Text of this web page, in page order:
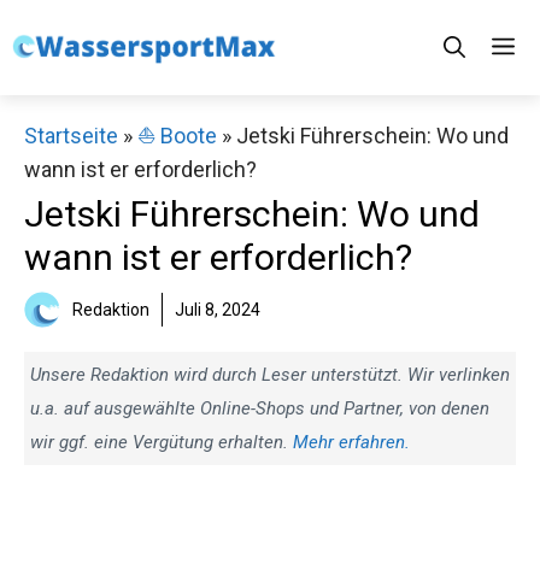
Inhalt
Startseite » ⛵️ Boote » Jetski Führerschein: Wo und
wann ist er erforderlich?
Jetski Führerschein: Wo und
wann ist er erforderlich?
Redaktion Juli 8, 2024
Unsere Redaktion wird durch Leser unterstützt. Wir verlinken
u.a. auf ausgewählte Online-Shops und Partner, von denen
wir ggf. eine Vergütung erhalten. Mehr erfahren.